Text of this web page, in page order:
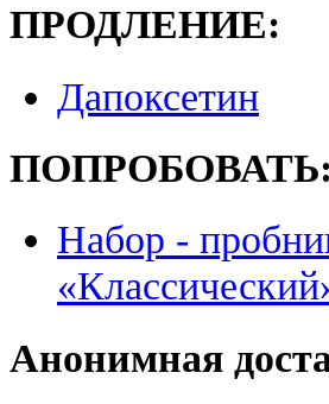
ПРОДЛЕНИЕ:
Дапоксетин
ПОПРОБОВАТЬ:
Набор -
Анонимная